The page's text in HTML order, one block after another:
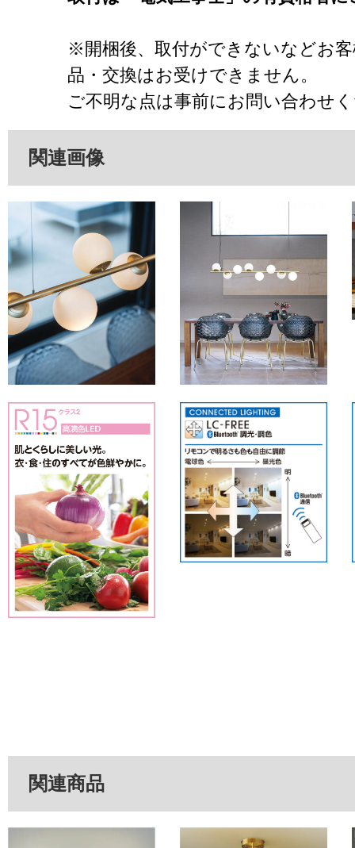
※開梱後、取付ができないなどお
品・交換はお受けできません。
ご不明な点は事前にお問い合わせ
関連画像
関連商品